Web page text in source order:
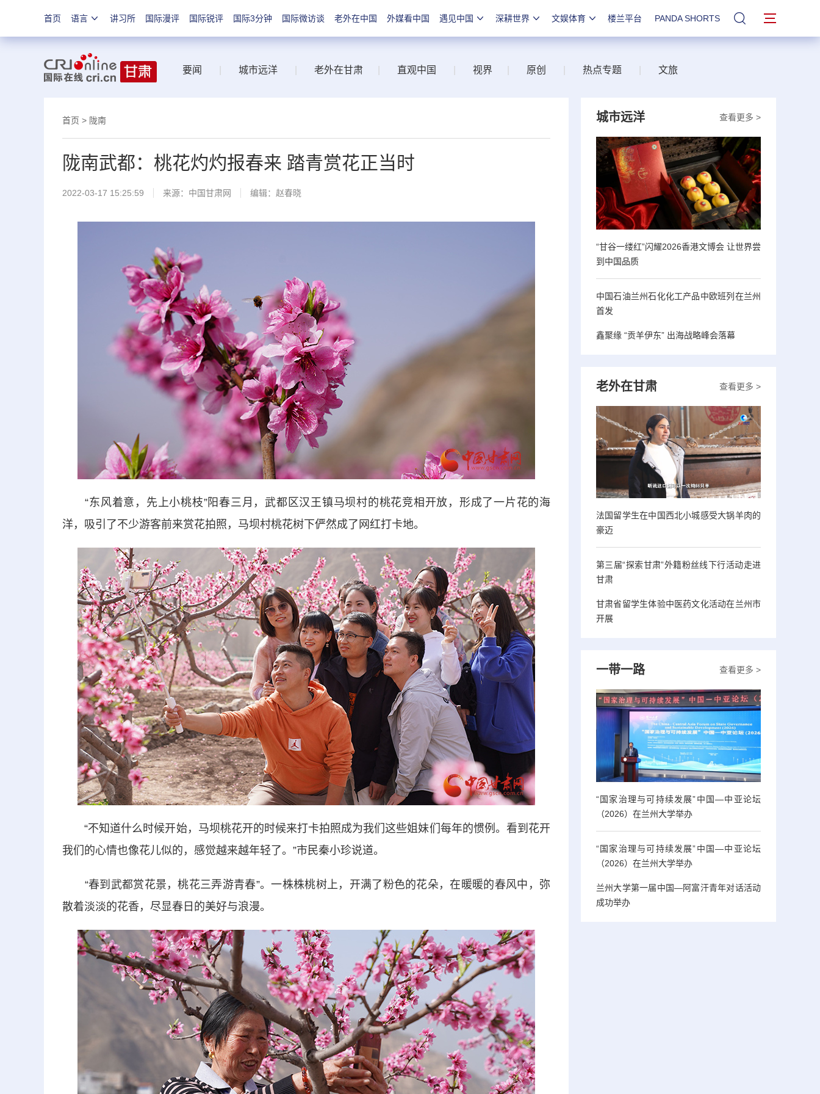
首页 语言 讲习所 国际漫评 国际锐评 国际3分钟 国际微访谈 老外在中国 外媒看中国 遇见中国 深耕世界 文娱体育 楼兰平台 PANDA SHORTS 站内搜索
要闻 城市远洋 老外在甘肃 直观中国 视界 原创 热点专题 文旅
首页 > 陇南
陇南武都：桃花灼灼报春来 踏青赏花正当时
2022-03-17 15:25:59 来源： 中国甘肃网 编辑：赵春晓
“东风着意，先上小桃枝”阳春三月，武都区汉王镇马坝村的桃花竞相开放，形成了一片花的海
洋，吸引了不少游客前来赏花拍照，马坝村桃花树下俨然成了网红打卡地。
“不知道什么时候开始，马坝桃花开的时候来打卡拍照成为我们这些姐妹们每年的惯例。看到花开
我们的心情也像花儿似的，感觉越来越年轻了。”市民秦小珍说道。
“春到武都赏花景，桃花三弄游青春”。一株株桃树上，开满了粉色的花朵，在暖暖的春风中，弥
散着淡淡的花香，尽显春日的美好与浪漫。
查看更多 >
城市远洋
“甘谷一缕红”闪耀2026香港文博会 让世界尝
到中国品质
中国石油兰州石化化工产品中欧班列在兰州
首发
鑫聚缘 “贡羊伊东” 出海战略峰会落幕
查看更多 >
老外在甘肃
法国留学生在中国西北小城感受大锅羊肉的
豪迈
第三届“探索甘肃”外籍粉丝线下行活动走进
甘肃
甘肃省留学生体验中医药文化活动在兰州市
开展
查看更多 >
一带一路
“国家治理与可持续发展”中国—中亚论坛
（2026）在兰州大学举办
“国家治理与可持续发展”中国—中亚论坛
（2026）在兰州大学举办
兰州大学第一届中国—阿富汗青年对话活动
成功举办